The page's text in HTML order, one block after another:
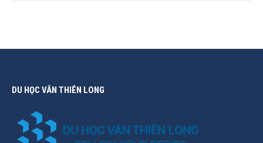
DU HỌC VÂN THIÊN LONG